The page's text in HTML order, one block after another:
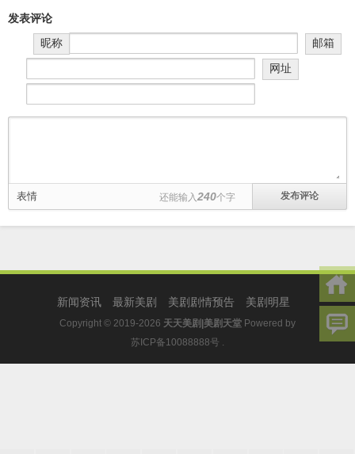
发表评论
昵称
邮箱
网址
表情 还能输入 240个字
新闻资讯 最新美剧 美剧剧情预告 美剧明星
Copyright © 2019-2026 天天美剧|美剧天堂 Powered by
苏ICP备10088888号 .